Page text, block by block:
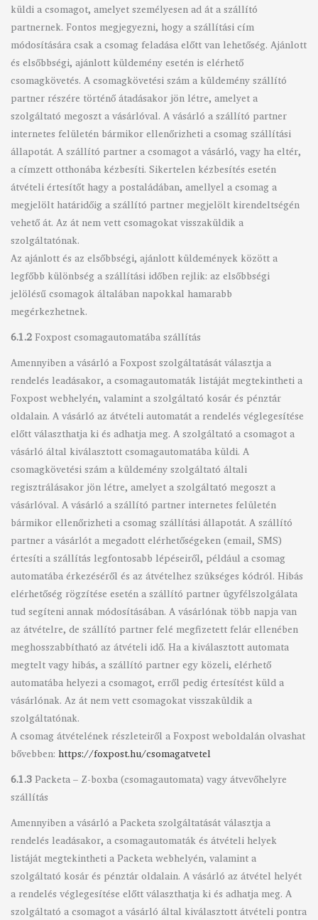
küldi a csomagot, amelyet személyesen ad át a szállító
partnernek. Fontos megjegyezni, hogy a szállítási cím
módosítására csak a csomag feladása előtt van lehetőség. Ajánlott
és elsőbbségi, ajánlott küldemény esetén is elérhető
csomagkövetés. A csomagkövetési szám a küldemény szállító
partner részére történő átadásakor jön létre, amelyet a
szolgáltató megoszt a vásárlóval. A vásárló a szállító partner
internetes felületén bármikor ellenőrizheti a csomag szállítási
állapotát. A szállító partner a csomagot a vásárló, vagy ha eltér,
a címzett otthonába kézbesíti. Sikertelen kézbesítés esetén
átvételi értesítőt hagy a postaládában, amellyel a csomag a
megjelölt határidőig a szállító partner megjelölt kirendeltségén
vehető át. Az át nem vett csomagokat visszaküldik a
szolgáltatónak.
Az ajánlott és az elsőbbségi, ajánlott küldemények között a
legfőbb különbség a szállítási időben rejlik: az elsőbbségi
jelölésű csomagok általában napokkal hamarabb
megérkezhetnek.
6.1.2Foxpost csomagautomatába szállítás
Amennyiben a vásárló a Foxpost szolgáltatását választja a
rendelés leadásakor, a csomagautomaták listáját megtekintheti a
Foxpost webhelyén, valamint a szolgáltató kosár és pénztár
oldalain. A vásárló az átvételi automatát a rendelés véglegesítése
előtt választhatja ki és adhatja meg. A szolgáltató a csomagot a
vásárló által kiválasztott csomagautomatába küldi. A
csomagkövetési szám a küldemény szolgáltató általi
regisztrálásakor jön létre, amelyet a szolgáltató megoszt a
vásárlóval. A vásárló a szállító partner internetes felületén
bármikor ellenőrizheti a csomag szállítási állapotát. A szállító
partner a vásárlót a megadott elérhetőségeken (email, SMS)
értesíti a szállítás legfontosabb lépéseiről, például a csomag
automatába érkezéséről és az átvételhez szükséges kódról. Hibás
elérhetőség rögzítése esetén a szállító partner ügyfélszolgálata
tud segíteni annak módosításában. A vásárlónak több napja van
az átvételre, de szállító partner felé megfizetett felár ellenében
meghosszabbítható az átvételi idő. Ha a kiválasztott automata
megtelt vagy hibás, a szállító partner egy közeli, elérhető
automatába helyezi a csomagot, erről pedig értesítést küld a
vásárlónak. Az át nem vett csomagokat visszaküldik a
szolgáltatónak.
A csomag átvételének részleteiről a Foxpost weboldalán olvashat
bővebben: https://foxpost.hu/csomagatvetel
6.1.3Packeta – Z-boxba (csomagautomata) vagy átvevőhelyre
szállítás
Amennyiben a vásárló a Packeta szolgáltatását választja a
rendelés leadásakor, a csomagautomaták és átvételi helyek
listáját megtekintheti a Packeta webhelyén, valamint a
szolgáltató kosár és pénztár oldalain. A vásárló az átvétel helyét
a rendelés véglegesítése előtt választhatja ki és adhatja meg. A
szolgáltató a csomagot a vásárló által kiválasztott átvételi pontra